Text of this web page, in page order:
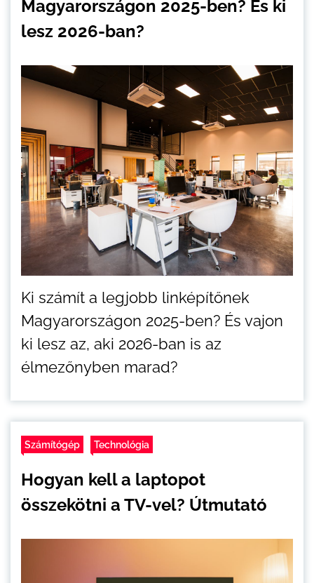
Magyarországon 2025-ben? És ki
lesz 2026-ban?
Ki számít a legjobb linképítőnek
Magyarországon 2025-ben? És vajon
ki lesz az, aki 2026-ban is az
élmezőnyben marad?
Számítógép Technológia
Hogyan kell a laptopot
összekötni a TV-vel? Útmutató